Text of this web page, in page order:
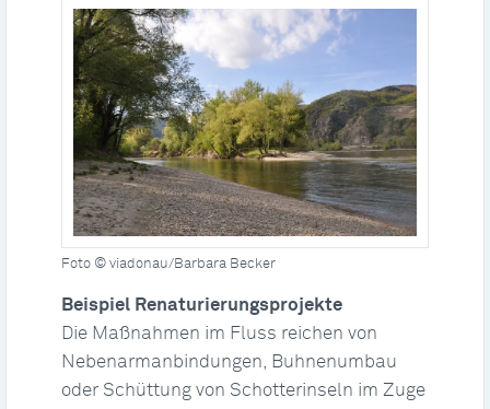
Foto © viadonau/Barbara Becker
Beispiel Renaturierungsprojekte
Die Maßnahmen im Fluss reichen von
Nebenarmanbindungen, Buhnenumbau
oder Schüttung von Schotterinseln im Zuge